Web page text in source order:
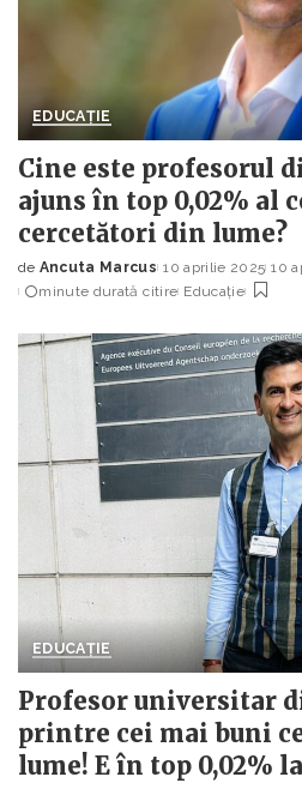
EDUCAȚIE
Cine este profesorul
ajuns în top 0,02% al
cercetători din lume?
Posted
by
de Ancuta Marcus 10 aprilie 2025 10
minute durată citire Educație
EDUCAȚIE
Profesor universitar
printre cei mai buni
lume! E în top 0,02%